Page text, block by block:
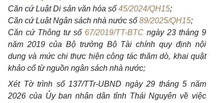
Căn cứ Luật Di sản văn hóa số 45/2024/QH15;
Căn cứ Luật Ngân sách nhà nước số 89/2025/QH15;
Căn cứ Thông tư số 67/2019/TT-BTC ngày 23 tháng 9
năm 2019 của Bộ trưởng Bộ Tài chính quy định nội
dung và mức chi thực hiện công tác thăm dò, khai quật
khảo cổ từ nguồn ngân sách nhà nước;
Xét Tờ trình số 137/TTr-UBND ngày 29 tháng 5 năm
2026 của Ủy ban nhân dân tỉnh Thái Nguyên về việc